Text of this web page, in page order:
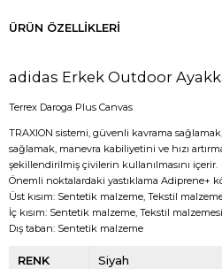
ÜRÜN ÖZELLIKLERI
adidas Erkek Outdoor
Terrex Daroga Plus Canvas
TRAXION sistemi, güvenli kavrama
sağlamak, manevra kabiliyetini ve hızı
şekillendirilmiş çivilerin kullanılmasını içerir.
Önemli noktalardaki yastıklama Adiprene+
Üst kısım: Sentetik malzeme, Tekstil
İç kısım: Sentetik malzeme, Tekstil malzemesi
Dış taban: Sentetik malzeme
RENK Siyah